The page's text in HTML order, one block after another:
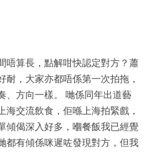
唔算長，點解咁快認定對方？蕭
耐，大家亦都唔係第一次拍拖，
、方向一樣。 哋係同年出道藝
海交流飲食，佢喺上海拍緊戲，
傾偈深入好多，嗰餐飯我已經覺
都有傾係咪遲咗發現對方，但我